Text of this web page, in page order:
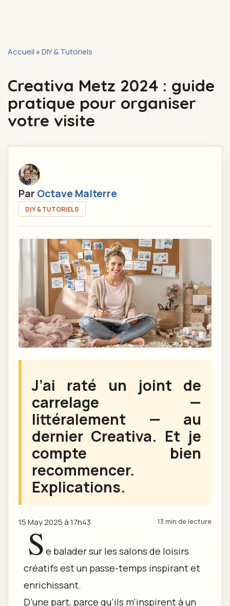
You
here
Accueil »DIY & Tutoriels
Creativa Metz 2024 : guide
pratique pour organiser
votre visite
Par Octave Malterre
DIY & TUTORIELS
J’ai raté un joint de
carrelage —
littéralement — au
dernier Creativa. Et je
compte bien
recommencer.
Explications.
15 May 2025 à 17h43 13 min de lecture
S e balader sur les salons de loisirs
créatifs est un passe-temps inspirant et
enrichissant.
D’une part, parce qu’ils m’inspirent à un